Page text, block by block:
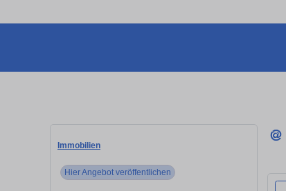
Immobilien
Hier Angebot veröffentlichen